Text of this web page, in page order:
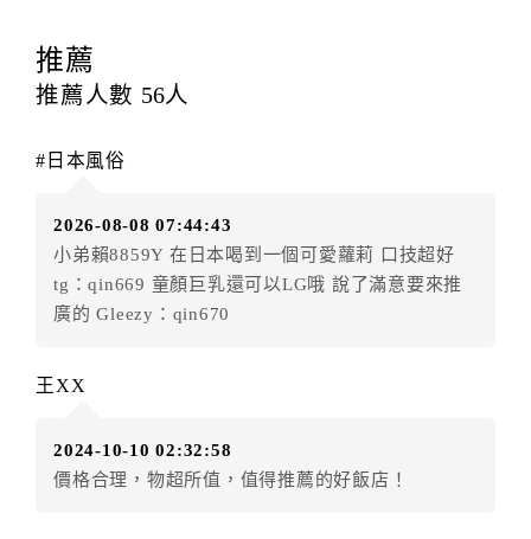
提出申辦不得異動訂單。
每筆訂單異動限定
辦理取消退款。
房者應補足差額。（限原訂飯店）
房者不得要求退其差額。（限原訂飯店）
五、保留住宿權益(保留住房)
．訂房者因故辦理訂單異動，本飯店可接受
．訂房者使用「保留住宿金額」時，請注意！為避免飯
件放棄訂單（住宿權益）。 （限原訂飯店使用）
．每筆訂單異動限定乙次，限原訂飯店，異動完成後不
推薦
推薦人數 56人
#日本風俗
2026-08-08 07:44:43
小弟賴8859Y 在日本喝到一個可愛蘿莉 口技超好
tg：qin669 童顏巨乳還可以LG哦 說了滿意要來推
廣的 Gleezy：qin670
王XX
2024-10-10 02:32:58
價格合理，物超所值，值得推薦的好飯店！